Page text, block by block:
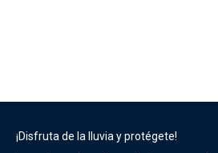
¡Disfruta de la lluvia y protégete!